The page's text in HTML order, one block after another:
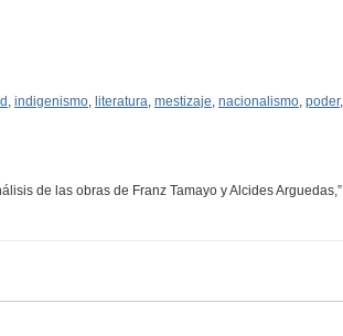
indigenismo literatura mestizaje nacionalismo poder,
de las obras de Franz Tamayo y Alcides Arguedas,”